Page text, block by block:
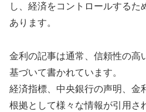
し、経済をコントロールするた
あります。
金利の記事は通常、信頼性の高
基づいて書かれています。
経済指標、中央銀行の声明、金
根拠として様々な情報が引用さ